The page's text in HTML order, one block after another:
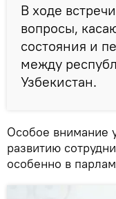
В ходе
вопросы,
состояния и
между
Узбекистан.
Особое внимание
развитию
особенно в